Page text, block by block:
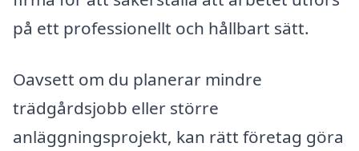
på ett professionellt och hållbart sätt.
Oavsett om du planerar mindre
trädgårdsjobb eller större
anläggningsprojekt, kan rätt företag göra